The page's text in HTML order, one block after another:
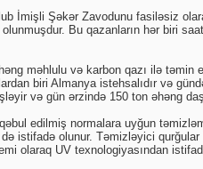
İmişli Şəkər Zavodunu fasiləsiz
Bu qazanların hər biri
məhlulu və karbon qazı ilə təmin
biri Almanya istehsalıdır və
və gün ərzində 150 ton əhəng
edilmiş normalara uyğun
istifadə olunur. Təmizləyici
olaraq UV texnologiyasından